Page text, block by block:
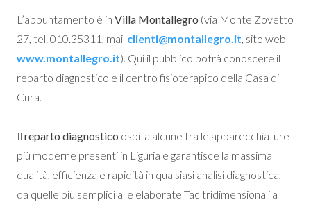
L’appuntamento è in Villa Montallegro (via Monte Zovetto
27, tel. 010.35311, mail clienti@montallegro.it, sito web
www.montallegro.it). Qui il pubblico potrà conoscere il
reparto diagnostico e il centro fisioterapico della Casa di
Cura.
Il reparto diagnostico ospita alcune tra le apparecchiature
più moderne presenti in Liguria e garantisce la massima
qualità, efficienza e rapidità in qualsiasi analisi diagnostica,
da quelle più semplici alle elaborate Tac tridimensionali a